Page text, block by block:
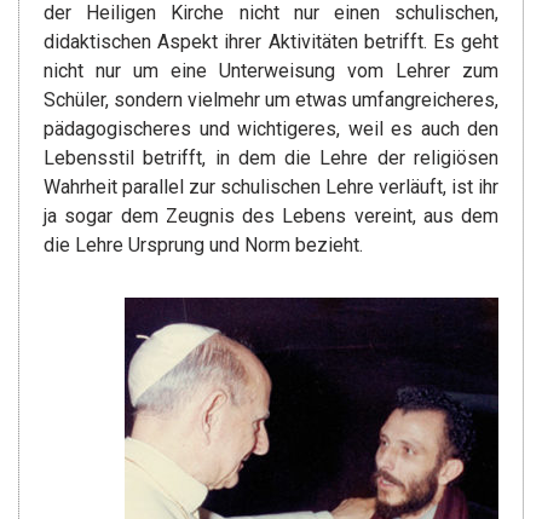
der Heiligen Kirche nicht nur einen schulischen,
didaktischen Aspekt ihrer Aktivitäten betrifft. Es geht
nicht nur um eine Unterweisung vom Lehrer zum
Schüler, sondern vielmehr um etwas umfangreicheres,
pädagogischeres und wichtigeres, weil es auch den
Lebensstil betrifft, in dem die Lehre der religiösen
Wahrheit parallel zur schulischen Lehre verläuft, ist ihr
ja sogar dem Zeugnis des Lebens vereint, aus dem
die Lehre Ursprung und Norm bezieht.